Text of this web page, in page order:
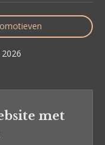
met